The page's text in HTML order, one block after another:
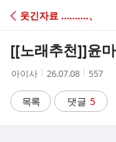
C
A
웃긴자료 ‥‥‥‥‥、
[[노래추천]]윤
작
자
아이사
작
시
간
26.07.08
조
수
557
목록 댓글 5